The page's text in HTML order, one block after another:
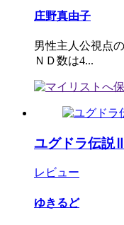
庄野真由子
男性主人公視点
ＮＤ数は4...
ユグドラ伝
レビュー
ゆきるど